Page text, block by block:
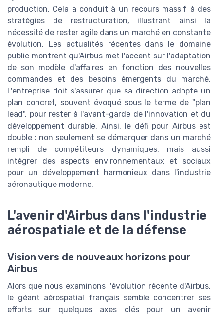
production. Cela a conduit à un recours massif à des
stratégies de restructuration, illustrant ainsi la
nécessité de rester agile dans un marché en constante
évolution. Les actualités récentes dans le domaine
public montrent qu'Airbus met l'accent sur l'adaptation
de son modèle d'affaires en fonction des nouvelles
commandes et des besoins émergents du marché.
L'entreprise doit s'assurer que sa direction adopte un
plan concret, souvent évoqué sous le terme de "plan
lead", pour rester à l'avant-garde de l'innovation et du
développement durable. Ainsi, le défi pour Airbus est
double : non seulement se démarquer dans un marché
rempli de compétiteurs dynamiques, mais aussi
intégrer des aspects environnementaux et sociaux
pour un développement harmonieux dans l'industrie
aéronautique moderne.
L'avenir d'Airbus dans l'industrie
aérospatiale et de la défense
Vision vers de nouveaux horizons pour
Airbus
Alors que nous examinons l'évolution récente d'Airbus,
le géant aérospatial français semble concentrer ses
efforts sur quelques axes clés pour un avenir